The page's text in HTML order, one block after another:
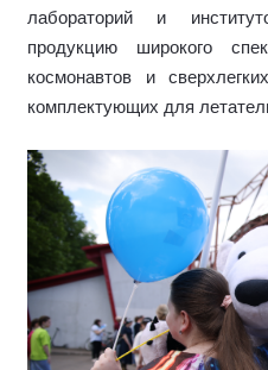
лабораторий и
продукцию широкого
космонавтов и
комплектующих для